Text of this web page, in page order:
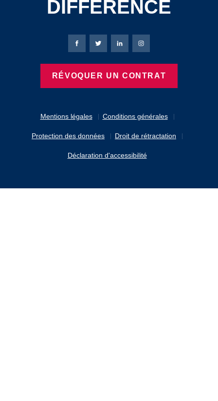
DIFFERENCE
Mentions légales Conditions générales
Protection des données Droit de rétractation
Déclaration d'accessibilité
Page Facebook de Bierbaum-Proenen
Page X de Bierbaum-Proenen
Page LinkedIn de
Page Instagram de
RÉVOQUER UN CONTRAT